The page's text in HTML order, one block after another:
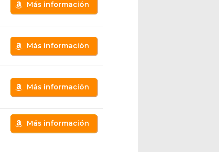
Más información
Más información
Más información
Más información